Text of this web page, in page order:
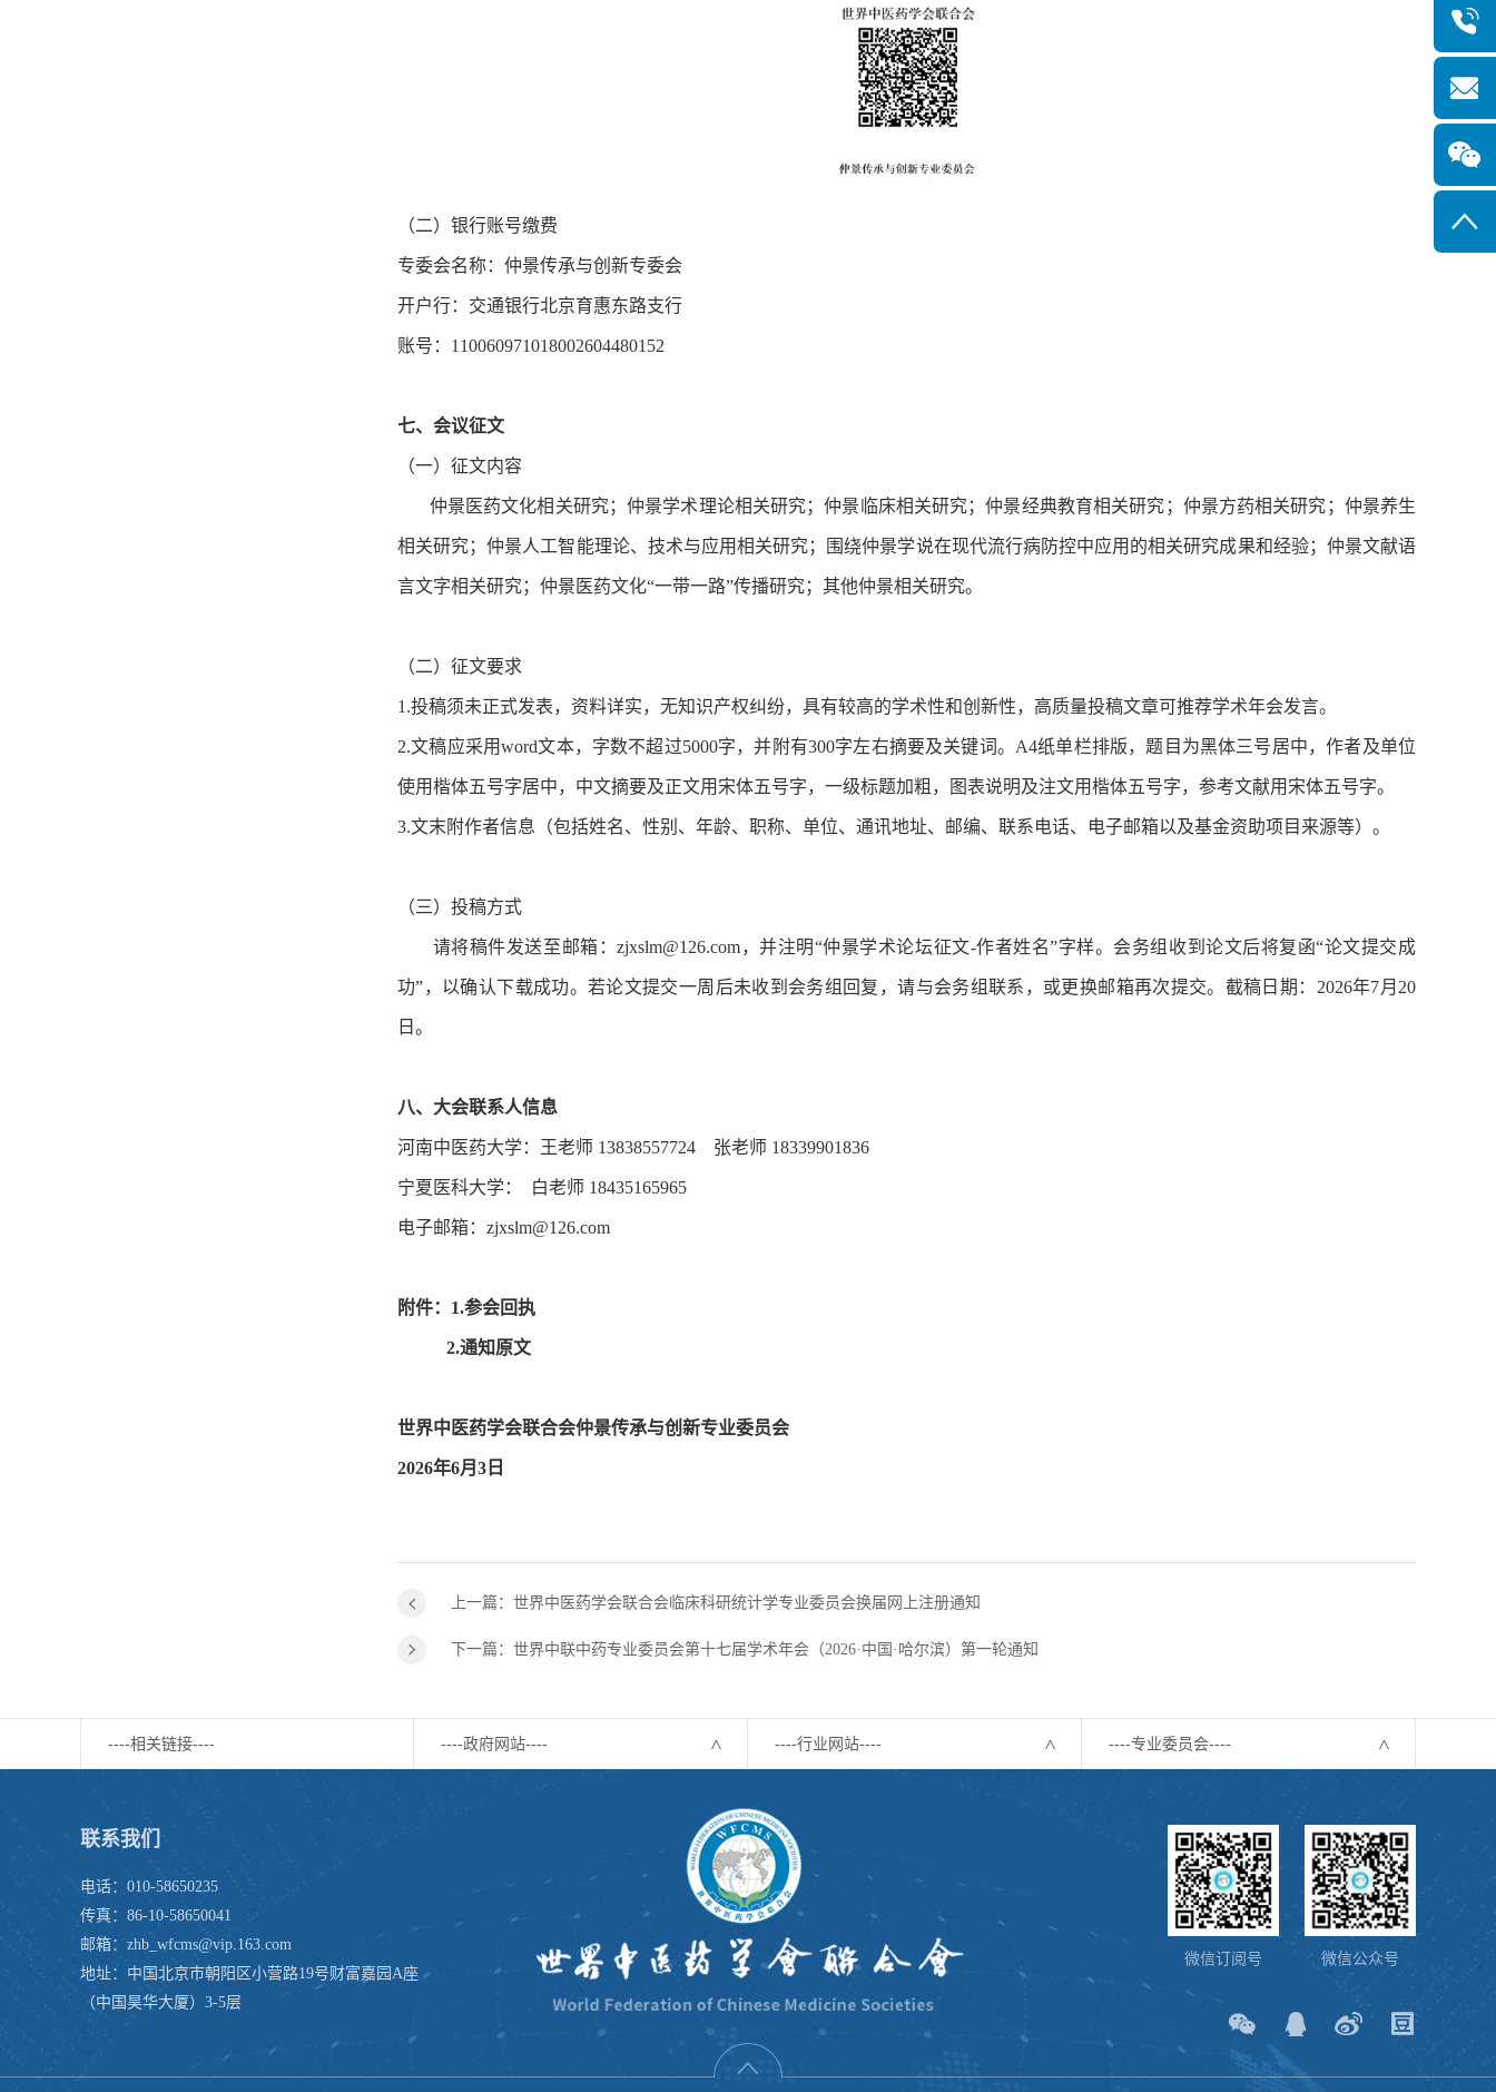
（二）银行账号缴费
专委会名称：仲景传承与创新专委会
开户行：交通银行北京育惠东路支行
账号：110060971018002604480152
七、会议征文
（一）征文内容
仲景医药文化相关研究；仲景学术理论相关研究；仲景临床相关研究；仲景经典教育相关研究；仲景方药相关研究；仲景养生
相关研究；仲景人工智能理论、技术与应用相关研究；围绕仲景学说在现代流行病防控中应用的相关研究成果和经验；仲景文献语
言文字相关研究；仲景医药文化“一带一路”传播研究；其他仲景相关研究。
（二）征文要求
1.投稿须未正式发表，资料详实，无知识产权纠纷，具有较高的学术性和创新性，高质量投稿文章可推荐学术年会发言。
2.文稿应采用word文本，字数不超过5000字，并附有300字左右摘要及关键词。A4纸单栏排版，题目为黑体三号居中，作者及单位
使用楷体五号字居中，中文摘要及正文用宋体五号字，一级标题加粗，图表说明及注文用楷体五号字，参考文献用宋体五号字。
3.文末附作者信息（包括姓名、性别、年龄、职称、单位、通讯地址、邮编、联系电话、电子邮箱以及基金资助项目来源等）。
（三）投稿方式
请将稿件发送至邮箱：zjxslm@126.com，并注明“仲景学术论坛征文-作者姓名”字样。会务组收到论文后将复函“论文提交成
功”，以确认下载成功。若论文提交一周后未收到会务组回复，请与会务组联系，或更换邮箱再次提交。截稿日期：2026年7月20
日。
八、大会联系人信息
河南中医药大学：王老师 13838557724 张老师 18339901836
宁夏医科大学： 白老师 18435165965
电子邮箱：zjxslm@126.com
附件： 1.参会回执
2.通知原文
世界中医药学会联合会仲景传承与创新专业委员会
2026年6月3日
上一篇：世界中医药学会联合会临床科研统计学专业委员会换届网上注册通知
下一篇：世界中联中药专业委员会第十七届学术年会（2026·中国·哈尔滨）第一轮通知
----相关链接---- ----政府网站---- ----行业网站---- ----专业委员会----
联系我们
电话：010-58650235
传真：86-10-58650041
邮箱：zhb_wfcms@vip.163.com
地址：中国北京市朝阳区小营路19号财富嘉园A座
（中国昊华大厦）3-5层
微信订阅号 微信公众号